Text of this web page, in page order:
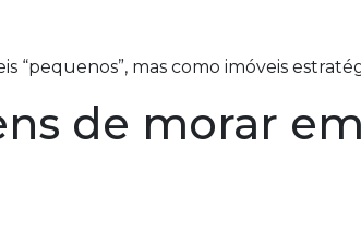
“pequenos”, mas como imóveis
de morar